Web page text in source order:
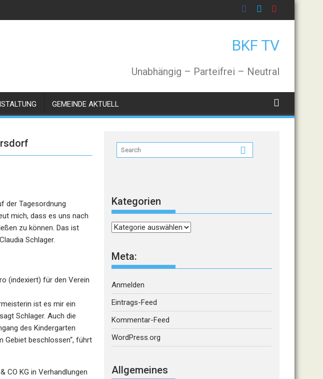
BKF TV
Unabhängig – Parteifrei – Neutral
GEMEINDE AKTUELL
der Tagesordnung
mich, dass es uns nach
zu können. Das ist
Schlager.
(indexiert) für den Verein
ist es mir ein
Schlager. Auch die
des Kindergarten
Gebiet beschlossen“, führt
CO KG in Verhandlungen
Kategorien
Kategorien
Meta:
Anmelden
Eintrags-Feed
Kommentar-Feed
WordPress.org
Allgemeines